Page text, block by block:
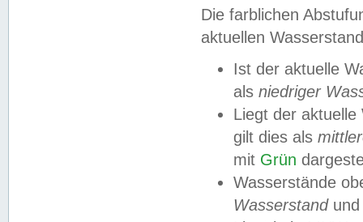
Die farblichen
aktuellen
Ist der aktuelle
als niedriger
Liegt der
gilt dies als
mit Grün
Wasserstände
Wasserstandund